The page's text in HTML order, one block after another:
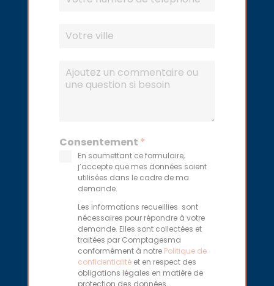
Consentement *
En soumettant ce formulaire,
j’accepte que mes données soient
utilisées dans le cadre de ma
demande.
Les informations recueillies sont
nécessaires pour répondre à votre
demande. Elles sont collectées et
traitées par Comptagesma
conformément à notre Politique de
confidentialitéet en respect des
obligations légales en matière de
protection des données.